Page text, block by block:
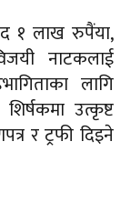
१ लाख रुपैंया,
नाटकलाई
लागि
उत्कृष्ट
र ट्रफी दिइने